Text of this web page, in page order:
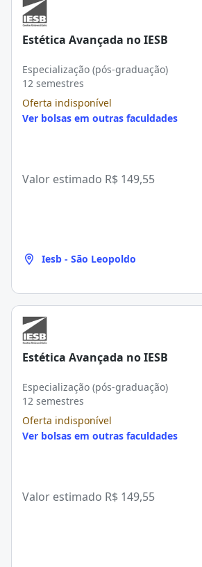
Estética Avançada no IESB
Especialização (pós-graduação)
12 semestres
Oferta indisponível
Ver bolsas em outras faculdades
Valor estimado R$ 149,55
Iesb - São Leopoldo
Estética Avançada no IESB
Especialização (pós-graduação)
12 semestres
Oferta indisponível
Ver bolsas em outras faculdades
Valor estimado R$ 149,55